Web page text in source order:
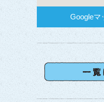
Googleマ